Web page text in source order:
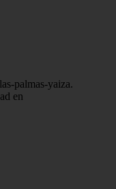
palmas-yaiza.
en